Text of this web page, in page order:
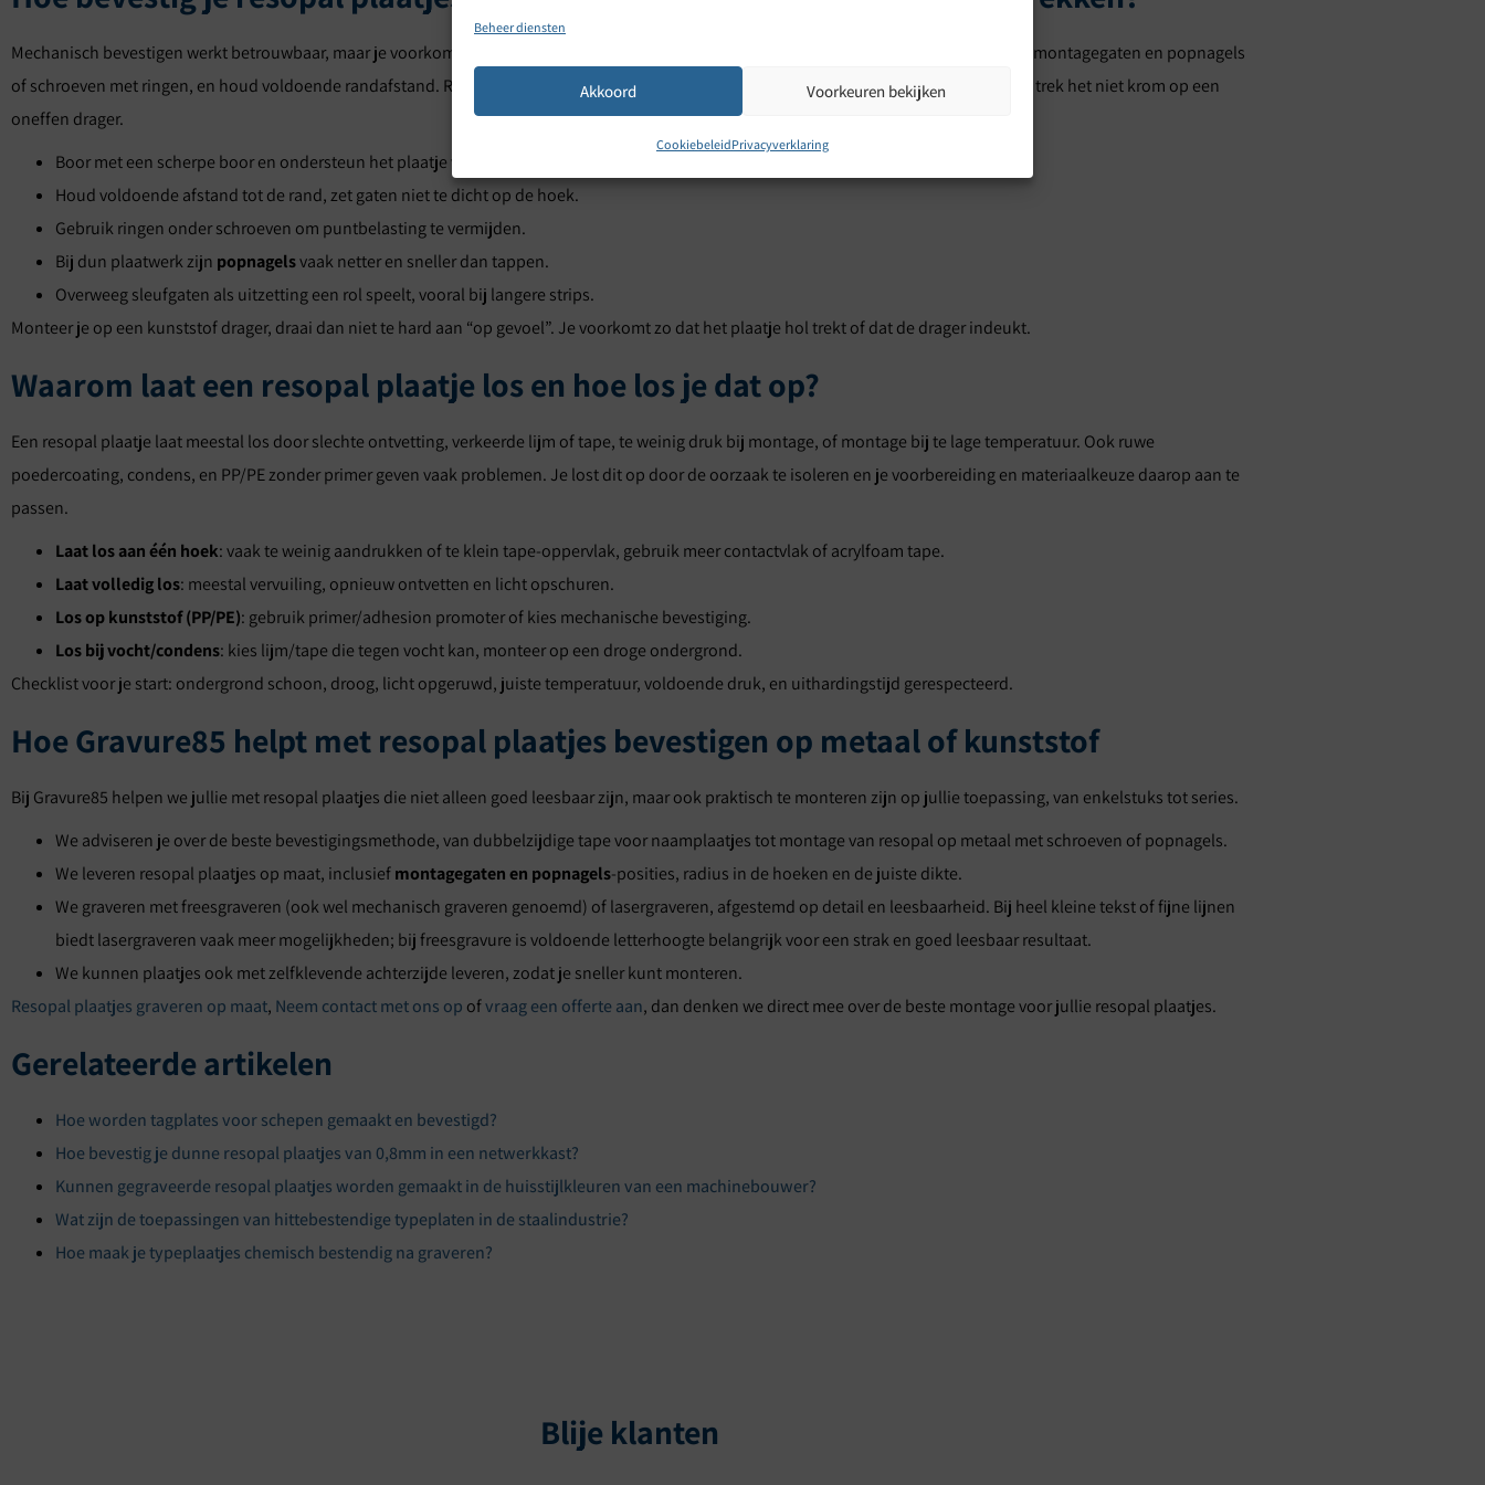
Beheer diensten
Akkoord Voorkeuren bekijken
CookiebeleidPrivacyverklaring
Mechanisch bevestigen werkt betrouwbaar, maar je voorkomt scheuren door
en gaten netjes te maken. Gebruik montagegaten en popnagels
of schroeven met ringen, en houd voldoende randafstand. Resopal kan werken door temperatuurverschillen, dus geef het plaatje ruimte en trek het niet krom op een
oneffen drager.
Boor met een scherpe boor en ondersteun het plaatje vlak, zodat het niet trilt.
Houd voldoende afstand tot de rand, zet gaten niet te dicht op de hoek.
Gebruik ringen onder schroeven om puntbelasting te vermijden.
Bij dun plaatwerk zijn popnagelsvaak netter en sneller dan tappen.
Overweeg sleufgaten als uitzetting een rol speelt, vooral bij langere strips.
Monteer je op een kunststof drager, draai dan niet te hard aan “op gevoel”. Je voorkomt zo dat het plaatje hol trekt of dat de drager indeukt.
Waarom laat een resopal plaatje los en hoe los je dat op?
Een resopal plaatje laat meestal los door slechte ontvetting, verkeerde lijm of tape, te weinig druk bij montage, of montage bij te lage temperatuur. Ook ruwe
poedercoating, condens, en PP/PE zonder primer geven vaak problemen. Je lost dit op door de oorzaak te isoleren en je voorbereiding en materiaalkeuze daarop aan te
passen.
Laat los aan één hoek: vaak te weinig aandrukken of te klein tape-oppervlak, gebruik meer contactvlak of acrylfoam tape.
Laat volledig los: meestal vervuiling, opnieuw ontvetten en licht opschuren.
Los op kunststof (PP/PE): gebruik primer/adhesion promoter of kies mechanische bevestiging.
Los bij vocht/condens: kies lijm/tape die tegen vocht kan, monteer op een droge ondergrond.
Checklist voor je start: ondergrond schoon, droog, licht opgeruwd, juiste temperatuur, voldoende druk, en uithardingstijd gerespecteerd.
Hoe Gravure85 helpt met resopal plaatjes bevestigen op metaal of kunststof
Bij Gravure85 helpen we jullie met resopal plaatjes die niet alleen goed leesbaar zijn, maar ook praktisch te monteren zijn op jullie toepassing, van enkelstuks tot series.
We adviseren je over de beste bevestigingsmethode, van dubbelzijdige tape voor naamplaatjes tot montage van resopal op metaal met schroeven of popnagels.
We leveren resopal plaatjes op maat, inclusiefmontagegaten en popnagels-posities, radius in de hoeken en de juiste dikte.
We graveren met freesgraveren (ook wel mechanisch graveren genoemd) of lasergraveren, afgestemd op detail en leesbaarheid. Bij heel kleine tekst of fijne lijnen
biedt lasergraveren vaak meer mogelijkheden; bij freesgravure is voldoende letterhoogte belangrijk voor een strak en goed leesbaar resultaat.
We kunnen plaatjes ook met zelfklevende achterzijde leveren, zodat je sneller kunt monteren.
Resopal plaatjes graveren op maat, Neem contact met ons op ofvraag een offerte aan, dan denken we direct mee over de beste montage voor jullie resopal plaatjes.
Gerelateerde artikelen
Hoe worden tagplates voor schepen gemaakt en bevestigd?
Hoe bevestig je dunne resopal plaatjes van 0,8mm in een netwerkkast?
Kunnen gegraveerde resopal plaatjes worden gemaakt in de huisstijlkleuren van een machinebouwer?
Wat zijn de toepassingen van hittebestendige typeplaten in de staalindustrie?
Hoe maak je typeplaatjes chemisch bestendig na graveren?
Blije klanten